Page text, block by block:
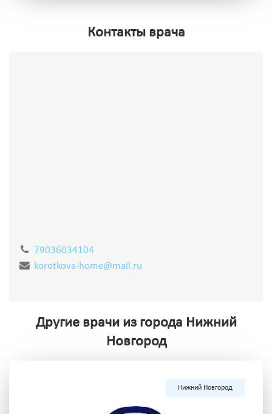
Контакты врача
79036034104
korotkova-home@mail.ru
Другие врачи из города Нижний
Новгород
Нижний Новгород